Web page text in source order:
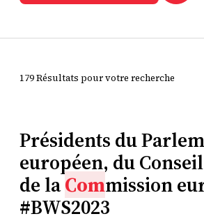
179 Résultats pour votre recherche
Présidents du
européen, du
de laCommission
#BWS2023